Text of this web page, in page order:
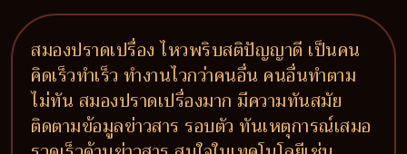
สมองปราดเปรื่อง ไหวพริบสติปัญญาดี เป็นคน
คิดเร็วทำเร็ว ทำงานไวกว่าคนอื่น คนอื่นทำตาม
ไม่ทัน สมองปราดเปรื่องมาก มีความทันสมัย
ติดตามข้อมูลข่าวสาร รอบตัว ทันเหตุการณ์เสมอ